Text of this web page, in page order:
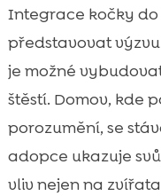
Integrace kočky
představovat
je možné
štěstí. Domov, kde
porozumění, se
adopce ukazuje
vliv nejen na